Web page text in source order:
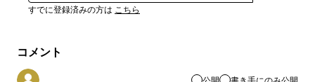
すでに登録済みの方は こちら
コメント
公開 書き手にのみ公開